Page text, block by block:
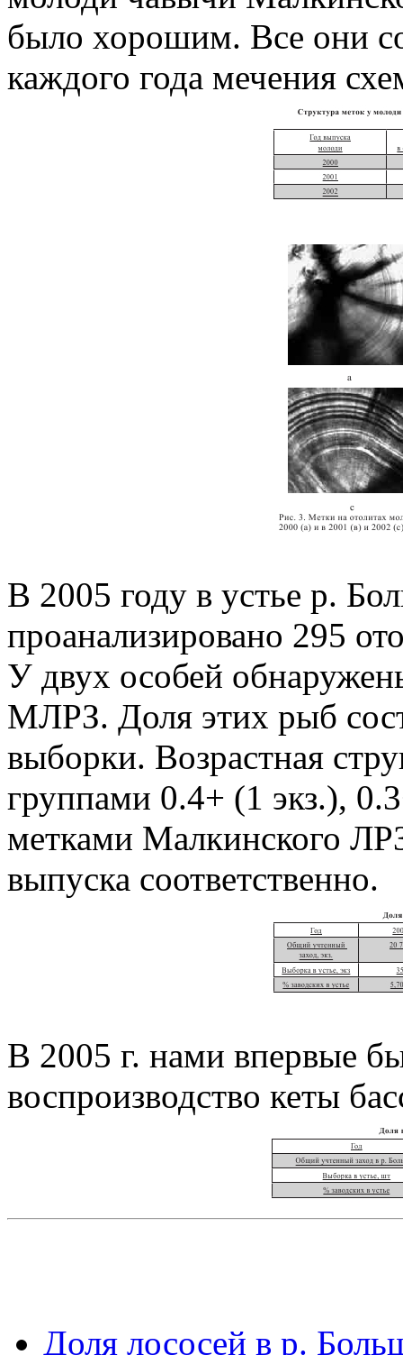
было хорошим. Все они
каждого года мечения
В 2005 году в устье р.
проанализировано 295
У двух особей
МЛРЗ. Доля этих рыб
выборки. Возрастная
группами 0.4+ (1 экз.),
метками Малкинского
выпуска соответственно.
В 2005 г. нами впервые
воспроизводство кеты
Доля лососей в р.